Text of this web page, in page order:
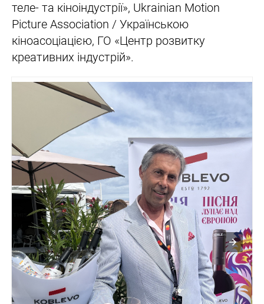
теле- та кіноіндустрії», Ukrainian Motion
Picture Association / Українською
кіноасоціацією, ГО «Центр розвитку
креативних індустрій».